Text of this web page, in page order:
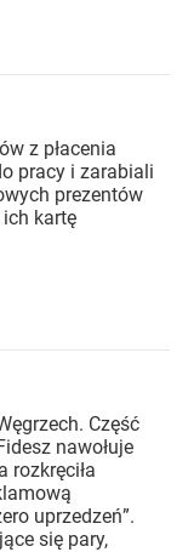
z płacenia
pracy i zarabiali
prezentów
kartę
Część
nawołuje
rozkręciła
uprzedzeń”.
się pary,